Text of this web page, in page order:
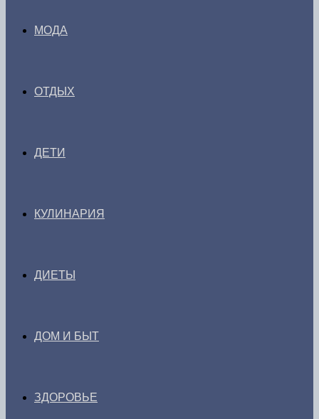
МОДА
ОТДЫХ
ДЕТИ
КУЛИНАРИЯ
ДИЕТЫ
ДОМ И БЫТ
ЗДОРОВЬЕ